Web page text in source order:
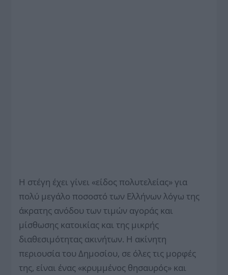
Η στέγη έχει γίνει «είδος πολυτελείας» για
πολύ μεγάλο ποσοστό των Ελλήνων λόγω της
άκρατης ανόδου των τιμών αγοράς και
μίσθωσης κατοικίας και της μικρής
διαθεσιμότητας ακινήτων. Η ακίνητη
περιουσία του Δημοσίου, σε όλες τις μορφές
της, είναι ένας «κρυμμένος θησαυρός» και